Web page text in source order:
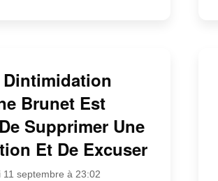
Brunet Est
Supprimer Une
Et De Excuser
11 septembre à 23:02